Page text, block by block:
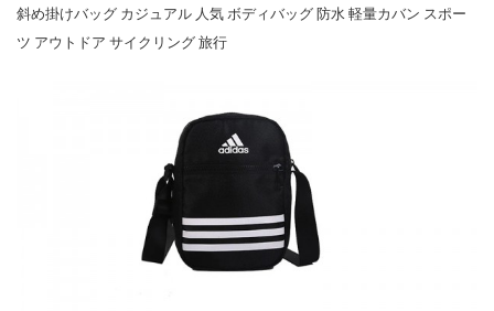
斜め掛けバッグ カジュアル 人気 ボディバッグ 防水 軽量カバン スポー
ツ アウトドア サイクリング 旅行